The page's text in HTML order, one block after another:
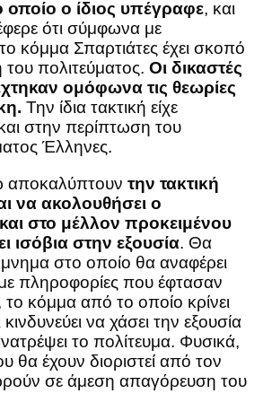
ο ίδιος υπέγραφε, και
ότι σύμφωνα με
κόμμα Σπαρτιάτες έχει σκοπό
πολιτεύματος. Οι δικαστές
ομόφωνα τις θεωρίες
Την ίδια τακτική είχε
στην περίπτωση του
Έλληνες.
την τακτική
να ακολουθήσει ο
στο μέλλον προκειμένου
ισόβια στην εξουσία. Θα
στο οποίο θα αναφέρει
πληροφορίες που έφτασαν
το κόμμα από το οποίο κρίνει
να χάσει την εξουσία
το πολίτευμα. Φυσικά,
θα έχουν διοριστεί από τον
σε άμεση απαγόρευση του